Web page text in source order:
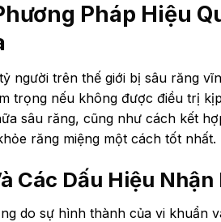
Pháp Hiệu
người trên thế giới bị sâu răng
trọng nếu không được điều trị
sâu răng, cũng như cách kết
răng miệng một cách tốt
Các Dấu Hiệu Nhận
do sự hình thành của vi khuẩn